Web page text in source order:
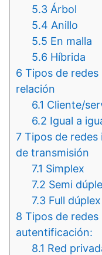
5.3 Árbol
5.4 Anillo
5.5 En malla
5.6 Híbrida
6 Tipos de
relación
6.1 Cliente/
6.2 Igual a
7 Tipos de
de transmisión
7.1 Simplex
7.2 Semi
7.3 Full dúplex
8 Tipos de
autentificación:
8.1 Red